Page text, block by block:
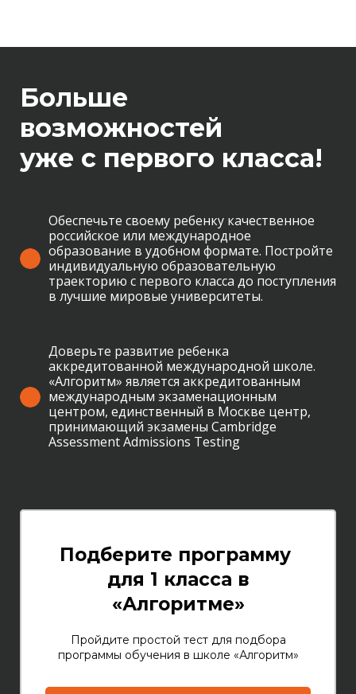
Больше
возможностей
уже с первого класса!
Обеспечьте своему ребенку качественное
российское или международное
образование в удобном формате. Постройте
индивидуальную образовательную
траекторию с первого класса до поступления
в лучшие мировые университеты.
Доверьте развитие ребенка
аккредитованной международной школе.
«Алгоритм» является аккредитованным
международным экзаменационным
центром, единственный в Москве центр,
принимающий экзамены Cambridge
Assessment Admissions Testing
Подберите программу
для 1 класса в
«Алгоритме»
Пройдите простой тест для подбора
программы обучения в школе «Алгоритм»